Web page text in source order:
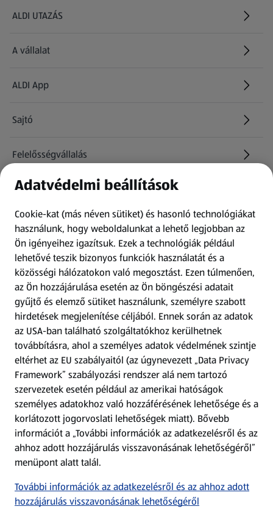
ALDI UTAZÁS
(új oldalon nyílik meg)
A vállalat
ALDI App
Sajtó
Felelősségvállalás
Információk
Kérdőív
Fizetési lehetőségek
ALDI utalványok
Árcsökkentés
Adattörlő alkalmazás
Szervizpont
(új oldalon nyílik meg)
Fedezz fel minket az interneten!
Töltsd le az ALDI Magyarország applikációt!
Adatvédelmi beállítások
Cookie-kat (más néven sütiket) és hasonló technológiákat
használunk, hogy weboldalunkat a lehető legjobban az
Ön igényeihez igazítsuk. Ezek a technológiák például
lehetővé teszik bizonyos funkciók használatát és a
közösségi hálózatokon való megosztást. Ezen túlmenően,
az Ön hozzájárulása esetén az Ön böngészési adatait
gyűjtő és elemző sütiket használunk, személyre szabott
hirdetések megjelenítése céljából. Ennek során az adatok
az USA-ban található szolgáltatókhoz kerülhetnek
továbbításra, ahol a személyes adatok védelmének szintje
eltérhet az EU szabályaitól (az úgynevezett „Data Privacy
Framework” szabályozási rendszer alá nem tartozó
szervezetek esetén például az amerikai hatóságok
személyes adatokhoz való hozzáférésének lehetősége és a
korlátozott jogorvoslati lehetőségek miatt). Bővebb
információt a „További információk az adatkezelésről és az
ahhoz adott hozzájárulás visszavonásának lehetőségéről”
menüpont alatt talál.
További információk az adatkezelésről és az ahhoz adott
hozzájárulás visszavonásának lehetőségéről